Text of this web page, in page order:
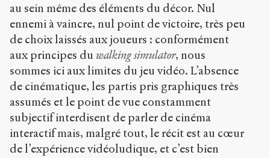
au sein même des éléments du décor. Nul
ennemi à vaincre, nul point de victoire, très peu
de choix laissés aux joueurs : conformément
aux principes du walking simulator, nous
sommes ici aux limites du jeu vidéo. L’absence
de cinématique, les partis pris graphiques très
assumés et le point de vue constamment
subjectif interdisent de parler de cinéma
interactif mais, malgré tout, le récit est au cœur
de l’expérience vidéoludique, et c’est bien